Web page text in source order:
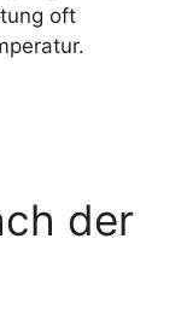
oft
der